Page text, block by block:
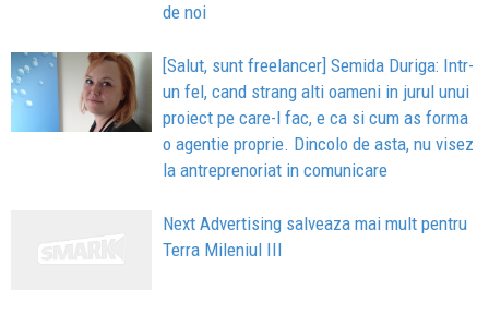
de noi
[Salut, sunt freelancer] Semida Duriga: Intr-
un fel, cand strang alti oameni in jurul unui
proiect pe care-l fac, e ca si cum as forma
o agentie proprie. Dincolo de asta, nu visez
la antreprenoriat in comunicare
Next Advertising salveaza mai mult pentru
Terra Mileniul III